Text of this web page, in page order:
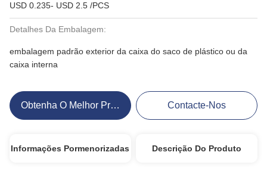
USD 0.235- USD 2.5 /PCS
Detalhes Da Embalagem:
embalagem padrão exterior da caixa do saco de plástico ou da
caixa interna
Obtenha O Melhor Preço Contacte-Nos
Informações Pormenorizadas Descrição Do Produto